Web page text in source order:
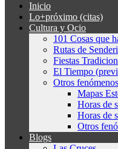
Inicio
Lo+próximo (citas)
Cultura y Ocio
101 Cosas que
Rutas de
Fiestas
El Tiempo
Otros
Mapas
Horas de
Horas de
Otros
Blogs